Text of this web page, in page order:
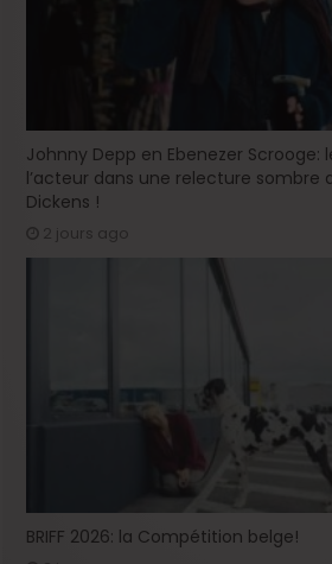
Johnny Depp en Ebenezer Scrooge:
l’acteur dans une relecture sombre
Dickens !
2 jours ago
BRIFF 2026: la Compétition belge!